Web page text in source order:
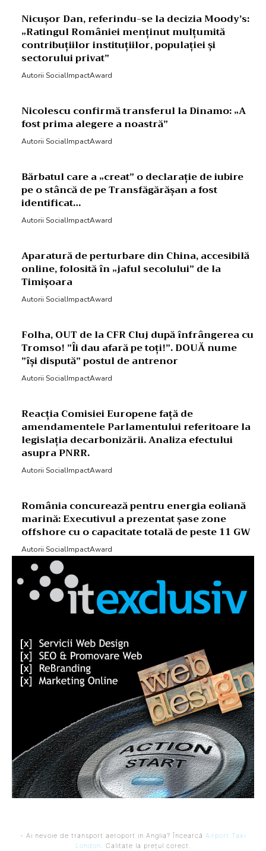
Nicușor Dan, referindu-se la decizia Moody’s:
„Ratingul României menținut mulțumită
contribuțiilor instituțiilor, populației și
sectorului privat”
Autorii SocialImpactAward
Nicolescu confirmă transferul la Dinamo: „A
fost prima alegere a noastră”
Autorii SocialImpactAward
Bărbatul care a „creat” o declarație de iubire
pe o stâncă de pe Transfăgărășan a fost
identificat…
Autorii SocialImpactAward
Aparatură de perturbare din China, accesibilă
online, folosită în „jaful secolului” de la
Timișoara
Autorii SocialImpactAward
Folha, OUT de la CFR Cluj după înfrângerea cu
Tromso! ”Îi dau afară pe toți!”. DOUĂ nume
”își dispută” postul de antrenor
Autorii SocialImpactAward
Reacția Comisiei Europene față de
amendamentele Parlamentului referitoare la
legislația decarbonizării. Analiza efectului
asupra PNRR.
Autorii SocialImpactAward
România concurează pentru energia eoliană
marină: Executivul a prezentat șase zone
offshore cu o capacitate totală de peste 11 GW
Autorii SocialImpactAward
- Ai nevoie de transport aeroport in Anglia? Încearcă Airport Taxi
London. Calitate la prețul corect.